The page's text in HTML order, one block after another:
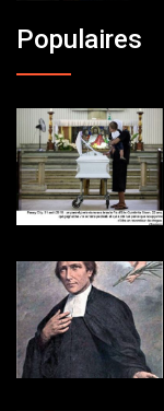
Populaires